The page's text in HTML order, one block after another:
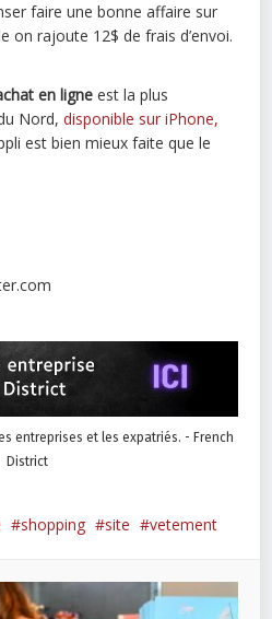
faire une bonne affaire sur
on rajoute 12$ de frais d’envoi.
en ligne est la plus
Nord,disponible sur iPhone,
est bien mieux faite que le
entreprises et les expatriés. - French
District
shopping site vetement